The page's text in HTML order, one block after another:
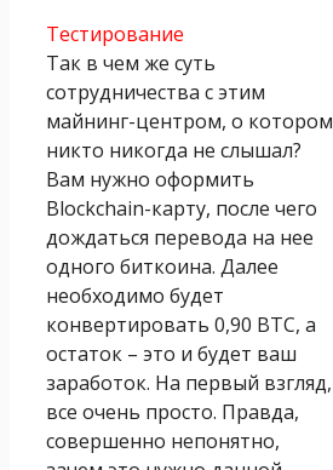
Тестирование
Так в чем же суть
сотрудничества с этим
майнинг-центром, о котором
никто никогда не слышал?
Вам нужно оформить
Blockchain-карту, после чего
дождаться перевода на нее
одного биткоина. Далее
необходимо будет
конвертировать 0,90 ВТС, а
остаток – это и будет ваш
заработок. На первый взгляд,
все очень просто. Правда,
совершенно непонятно,